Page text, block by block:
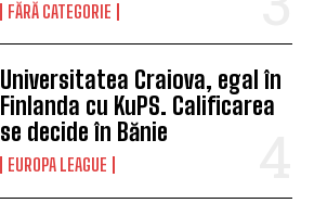
FĂRĂ CATEGORIE
Universitatea Craiova, egal în
Finlanda cu KuPS. Calificarea
se decide în Bănie
EUROPA LEAGUE